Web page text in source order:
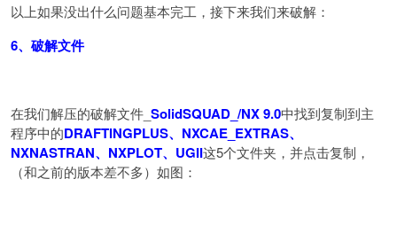
以上如果没出什么问题基本完工，接下来我们来破解：
6、破解文件
在我们解压的破解文件_ SolidSQUAD_/NX 9.0中找到复制到主
程序中的DRAFTINGPLUS、NXCAE_EXTRAS、
NXNASTRAN、NXPLOT、UGII这5个文件夹，并点击复制，
（和之前的版本差不多）如图：